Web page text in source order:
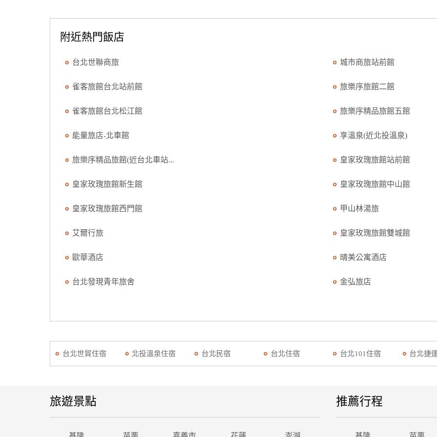
附近熱門飯店
台北世聯商旅 城市商旅站前館
雀客旅館台北站前館 旅樂序旅館二館
雀客旅館台北松江館 旅樂序精品旅館五館
能量旅店-北車館 享溫泉(近北投溫泉)
旅樂序精品旅館(近台北車站... 皇家玫瑰旅館站前館
皇家玫瑰旅館新生館 皇家玫瑰旅館中山館
皇家玫瑰旅館西門館 甲山林湯旅
艾爾行旅 皇家玫瑰旅館雙城館
歐華酒店 晴美公寓酒店
台北發現青年旅舍 金弘旅店
台北世貿住宿 北投溫泉住宿 台北民宿 台北住宿 台北101住宿 台北捷
旅遊景點 推薦行程